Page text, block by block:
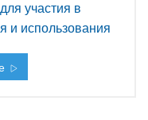
участия в
и использования